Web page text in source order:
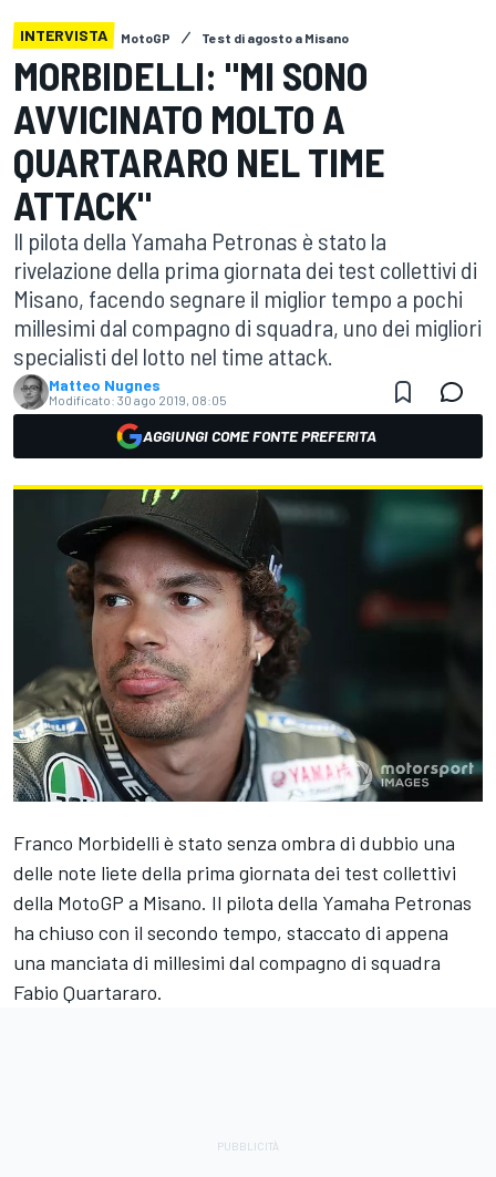
INTERVISTA MotoGP Test di agosto a Misano
MORBIDELLI: "MI SONO
AVVICINATO MOLTO A
QUARTARARO NEL TIME
ATTACK"
Il pilota della Yamaha Petronas è stato la
rivelazione della prima giornata dei test collettivi di
Misano, facendo segnare il miglior tempo a pochi
millesimi dal compagno di squadra, uno dei migliori
specialisti del lotto nel time attack.
Matteo Nugnes
Modificato: 30 ago 2019, 08:05
AGGIUNGI COME FONTE PREFERITA
Franco Morbidelli è stato senza ombra di dubbio una
delle note liete della prima giornata dei test collettivi
della MotoGP a Misano. Il pilota della Yamaha Petronas
ha chiuso con il secondo tempo, staccato di appena
una manciata di millesimi dal compagno di squadra
Fabio Quartararo.